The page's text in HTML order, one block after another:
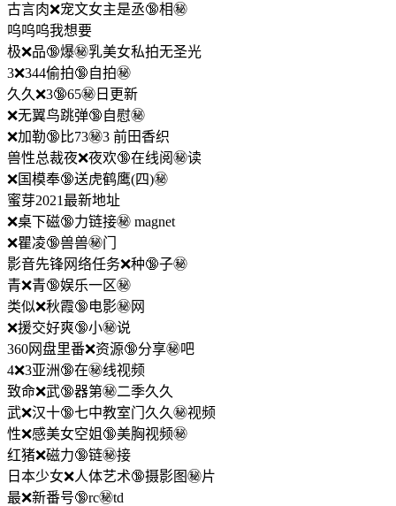
古言肉❌宠文女主是丞🔞相㊙️
呜呜呜我想要
极❌品🔞爆㊙️乳美女私拍无圣光
3❌344偷拍🔞自拍㊙️
久久❌3🔞65㊙️日更新
❌无翼鸟跳弹🔞自慰㊙️
❌加勒🔞比73㊙️3 前田香织
兽性总裁夜❌夜欢🔞在线阅㊙️读
❌国模奉🔞送虎鹤鹰(四)㊙️
蜜芽2021最新地址
❌桌下磁🔞力链接㊙️ magnet
❌瞿凌🔞兽兽㊙️门
影音先锋网络任务❌种🔞子㊙️
青❌青🔞娱乐一区㊙️
类似❌秋霞🔞电影㊙️网
❌援交好爽🔞小㊙️说
360网盘里番❌资源🔞分享㊙️吧
4❌3亚洲🔞在㊙️线视频
致命❌武🔞器第㊙️二季久久
武❌汉十🔞七中教室门久久㊙️视频
性❌感美女空姐🔞美胸视频㊙️
红猪❌磁力🔞链㊙️接
日本少女❌人体艺术🔞摄影图㊙️片
最❌新番号🔞rc㊙️td